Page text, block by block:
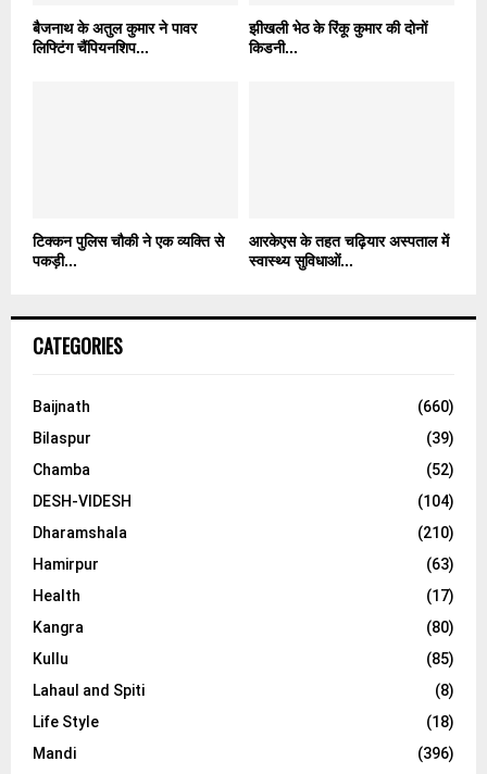
बैजनाथ के अतुल कुमार ने पावर
लिफ्टिंग चैंपियनशिप...
झीखली भेठ के रिंकू कुमार की दोनों
किडनी...
टिक्कन पुलिस चौकी ने एक व्यक्ति से
पकड़ी...
आरकेएस के तहत चढ़ियार अस्पताल में
स्वास्थ्य सुविधाओं...
CATEGORIES
Baijnath
(660)
Bilaspur
(39)
Chamba
(52)
DESH-VIDESH
(104)
Dharamshala
(210)
Hamirpur
(63)
Health
(17)
Kangra
(80)
Kullu
(85)
Lahaul and Spiti
(8)
Life Style
(18)
Mandi
(396)